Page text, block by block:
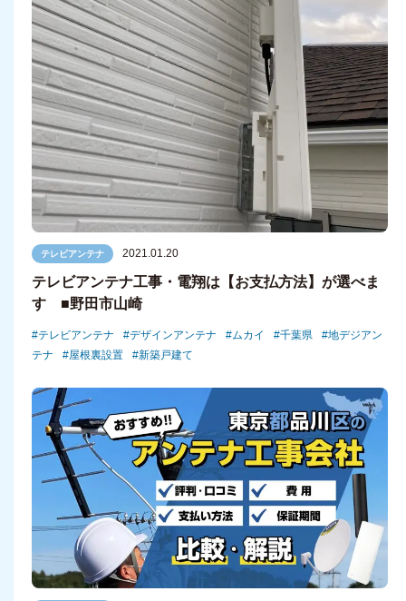
テレビアンテナ 2021.01.20
テレビアンテナ工事・電翔は【お支払方法】が選べま
す ■野田市山崎
テレビアンテナ デザインアンテナ ムカイ 千葉県
地デジアン
テナ
屋根裏設置 新築戸建て